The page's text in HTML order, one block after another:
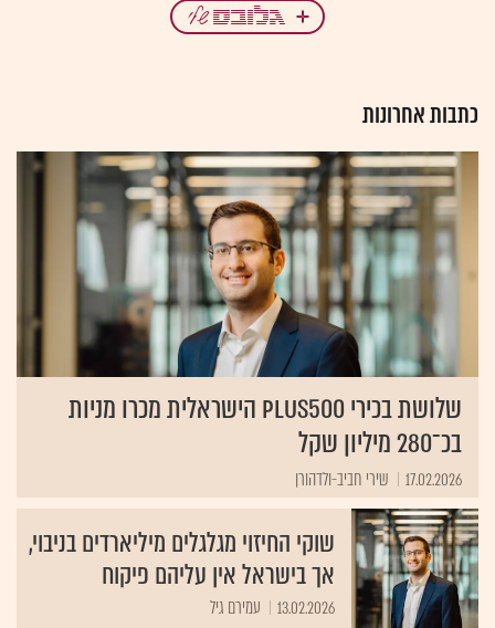
כתבות אחרונות
שלושת בכירי Plus500 הישראלית מכרו מניות
בכ־280 מיליון שקל
17.02.2026 שירי חביב-ולדהורן
שוקי החיזוי מגלגלים מיליארדים בניבוי,
אך בישראל אין עליהם פיקוח
13.02.2026 עמירם גיל